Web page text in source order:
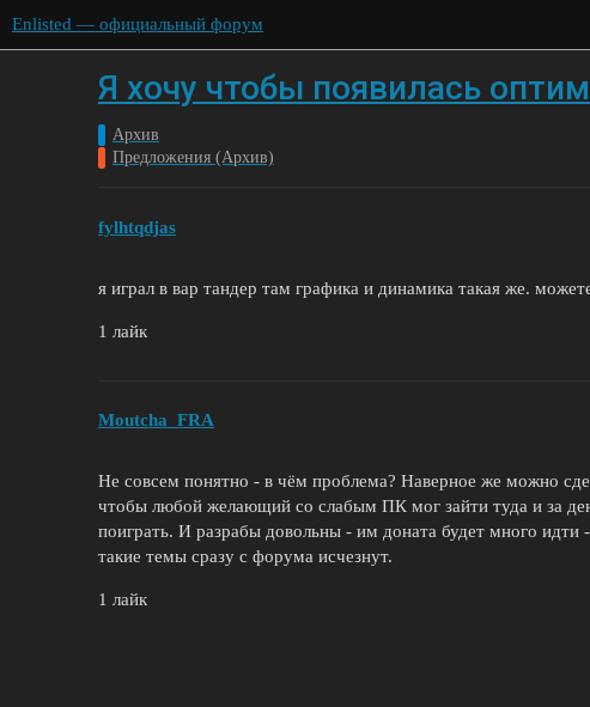
Enlisted — официальный форум
Я хочу чтобы появилась
Архив
Предложения (Архив)
fylhtqdjas
я играл в вар тандер там графика и динамика такая же.
1 лайк
Moutcha_FRA
Не совсем понятно - в чём проблема? Наверное же можно
чтобы любой желающий со слабым ПК мог зайти туда и за
поиграть. И разрабы довольны - им доната будет много идти
такие темы сразу с форума исчезнут.
1 лайк